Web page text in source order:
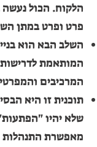
הלקוח. הכול
פרט ופרט במתן
השלב הבא הוא
המותאמת
המרכיבים
תוכנית זו היא
שלא יהיו
מאפשרת התנהלות